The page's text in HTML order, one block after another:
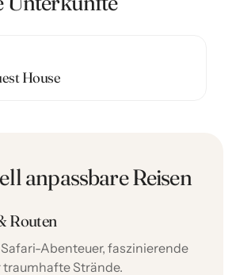
House
anpassbare Reisen
Routen
Abenteuer, faszinierende
traumhafte Strände.